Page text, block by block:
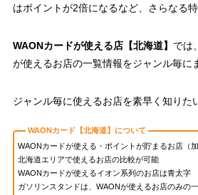
はポイントが2倍になるなど、さらなる特
WAONカードが使える店【北海道】 では
が使えるお店の一覧情報をジャンル毎に
ジャンル毎に使えるお店を素早く知りた
WAONカード【北海道】について
WAONカードが使える・ポイントが貯まるお店（
北海道エリアで使えるお店の比較が可能
WAONカードが使えるイオン系列のお店は青太字
ガソリンスタンドは、WAONが使えるお店のみの